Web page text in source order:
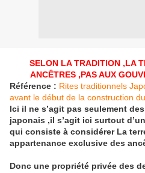
SELON LA TRADITION ,LA
ANCÊTRES ,PAS AUX
Référence : Rites traditionnels
avant le début de la construction
Ici il ne s’agit pas seulement
japonais ,il s’agit ici surtout
qui consiste à considérer La
appartenance exclusive des
Donc une propriété privée des